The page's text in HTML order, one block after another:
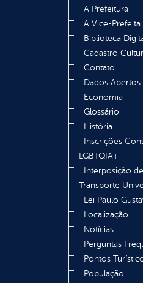
A Prefeitura
A Vice-Prefeita
Biblioteca
Cadastro
Contato
Dados Abertos
Economia
Glossário
História
Inscrições
LGBTQIA+
Interposição
Transporte
Lei Paulo
Localização
Notícias
Perguntas
Pontos
População